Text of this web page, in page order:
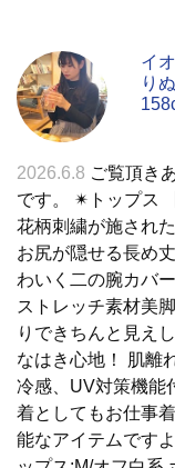
イ
りぬ
2026.6.8 ご覧頂き
です。 ✴︎トップス
花柄刺繍が施され
お尻が隠せる長め
わいく二の腕カバ
ストレッチ素材美
りできちんと見え
なはき心地！ 肌離
冷感、UV対策機能
着としてもお仕事
能なアイテムです